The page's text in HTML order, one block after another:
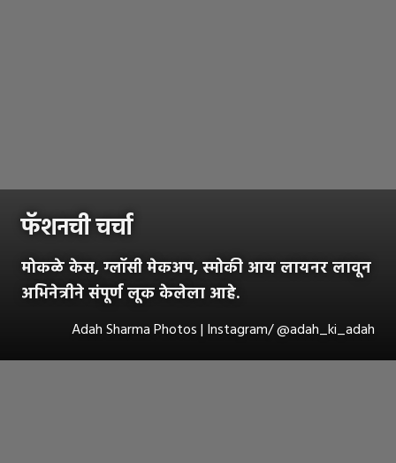
फॅशनची चर्चा
मोकळे केस, ग्लॉसी मेकअप, स्मोकी आय लायनर लावून
अभिनेत्रीने संपूर्ण लूक केलेला आहे.
Adah Sharma Photos | Instagram/ @adah_ki_adah